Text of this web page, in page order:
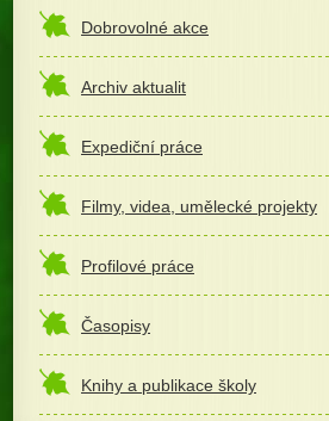
Dobrovolné akce
Archiv aktualit
Expediční práce
Filmy, videa, umělecké projekty
Profilové práce
Časopisy
Knihy a publikace školy